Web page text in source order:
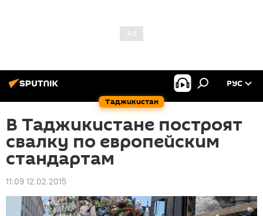
Таджикистан
РУС
В Таджикистане построят
свалку по европейским
стандартам
11:09 12.02.2015